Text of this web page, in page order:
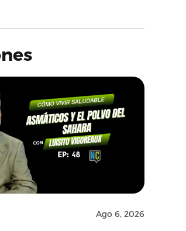
Ago 6, 2026